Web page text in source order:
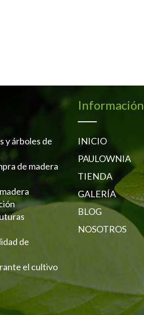
y árboles de
de madera
de
el cultivo
Información
INICIO
PAULOWNIA
TIENDA
GALERÍA
BLOG
NOSOTROS